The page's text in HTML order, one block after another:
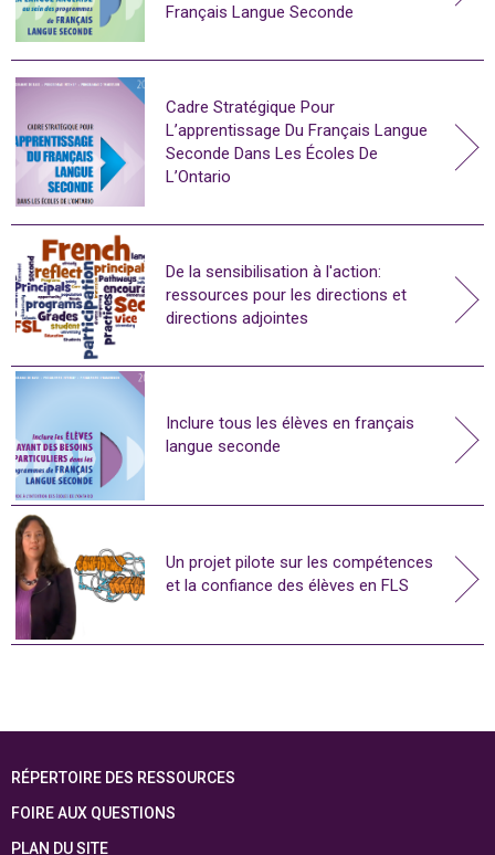
Français Langue Seconde
Cadre Stratégique Pour
L’apprentissage Du Français Langue
Seconde Dans Les Écoles De
L’Ontario
De la sensibilisation à l'action:
ressources pour les directions et
directions adjointes
Inclure tous les élèves en français
langue seconde
Un projet pilote sur les compétences
et la confiance des élèves en FLS
RÉPERTOIRE DES RESSOURCES
FOIRE AUX QUESTIONS
PLAN DU SITE